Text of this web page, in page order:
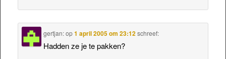
gertjan:op1 april 2005 om 23:12 schreef:
Hadden ze je te pakken?